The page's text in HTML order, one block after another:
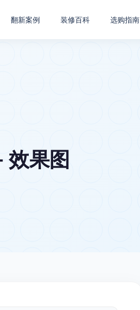
翻新案例 装修百科 选购指南
效果图